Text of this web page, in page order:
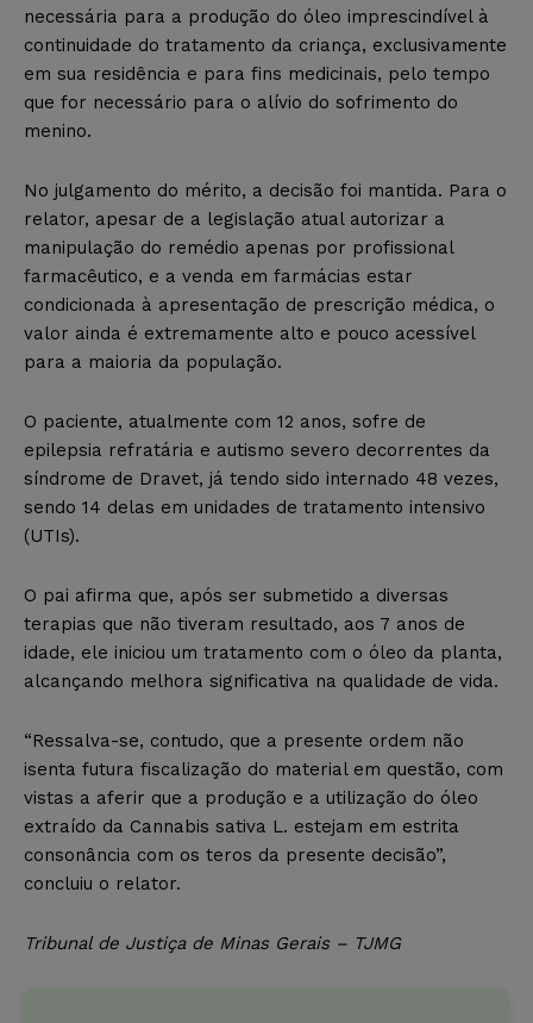
necessária para a produção do óleo imprescindível à
continuidade do tratamento da criança, exclusivamente
em sua residência e para fins medicinais, pelo tempo
que for necessário para o alívio do sofrimento do
menino.
No julgamento do mérito, a decisão foi mantida. Para o
relator, apesar de a legislação atual autorizar a
manipulação do remédio apenas por profissional
farmacêutico, e a venda em farmácias estar
condicionada à apresentação de prescrição médica, o
valor ainda é extremamente alto e pouco acessível
para a maioria da população.
O paciente, atualmente com 12 anos, sofre de
epilepsia refratária e autismo severo decorrentes da
síndrome de Dravet, já tendo sido internado 48 vezes,
sendo 14 delas em unidades de tratamento intensivo
(UTIs).
O pai afirma que, após ser submetido a diversas
terapias que não tiveram resultado, aos 7 anos de
idade, ele iniciou um tratamento com o óleo da planta,
alcançando melhora significativa na qualidade de vida.
“Ressalva-se, contudo, que a presente ordem não
isenta futura fiscalização do material em questão, com
vistas a aferir que a produção e a utilização do óleo
extraído da Cannabis sativa L. estejam em estrita
consonância com os teros da presente decisão”,
concluiu o relator.
Tribunal de Justiça de Minas Gerais – TJMG